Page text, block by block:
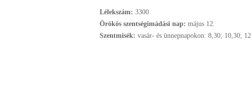
Lélekszám: 3300
Örökös szentségimádási nap: május 12.
Szentmisék: vasár- és ünnepnapokon: 8,30; 10,30;